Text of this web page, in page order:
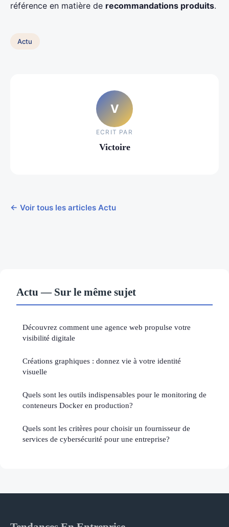
référence en matière de recommandations produits.
Actu
V
ECRIT PAR
Victoire
← Voir tous les articles Actu
Actu — Sur le même sujet
Découvrez comment une agence web propulse votre
visibilité digitale
Créations graphiques : donnez vie à votre identité
visuelle
Quels sont les outils indispensables pour le monitoring de
conteneurs Docker en production?
Quels sont les critères pour choisir un fournisseur de
services de cybersécurité pour une entreprise?